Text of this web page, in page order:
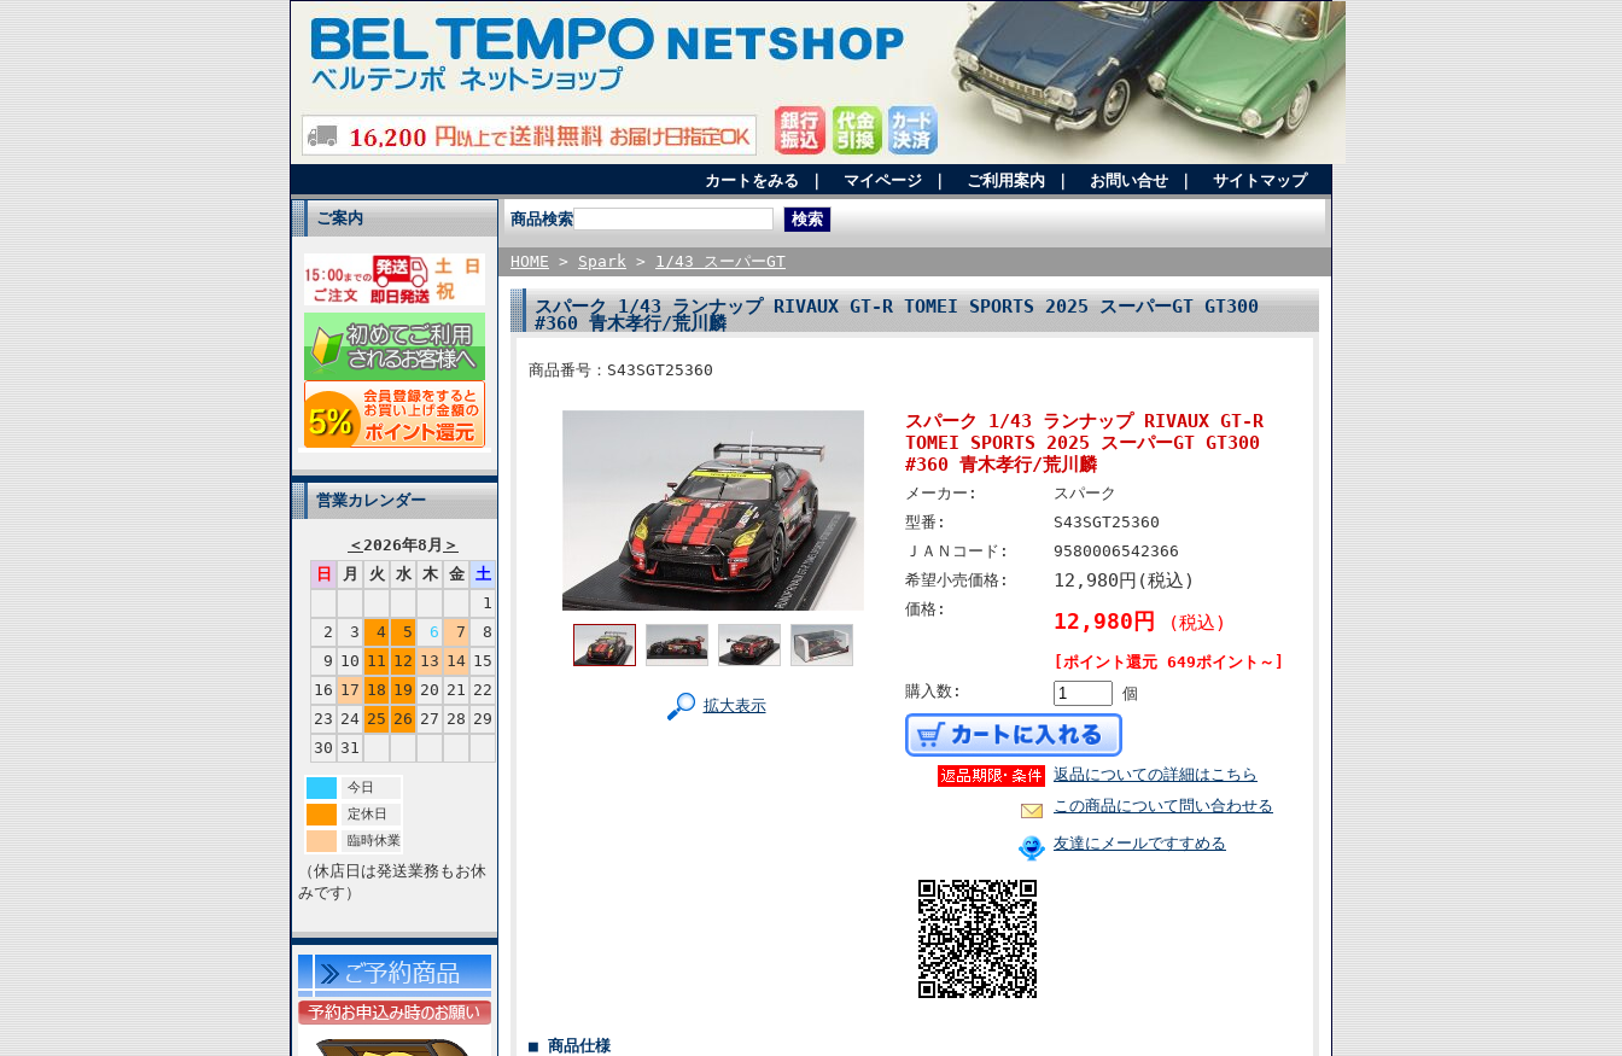
カートをみる マイページ ご利用案内 お問い合せ サイトマップ
ご案内
営業カレンダー
＜2026年8月 ＞
日
月 火 水 木 金
土
1
2
3 4 5 6 7
8
9 10 11 12 13 14 15
16 17 18 19 20 21 22
23 24 25 26 27 28 29
30 31
今日
定休日
臨時休業
（休店日は発送業務もお休
みです）
商品検索
HOME > Spark > 1/43 スーパーGT
スパーク 1/43 ランナップ RIVAUX GT-R TOMEI SPORTS 2025 スーパーGT GT300
#360 青木孝行/荒川麟
商品番号：S43SGT25360
拡大表示
スパーク 1/43 ランナップ RIVAUX GT-R
TOMEI SPORTS 2025 スーパーGT GT300
#360 青木孝行/荒川麟
メーカー:
スパーク
型番:
S43SGT25360
ＪＡＮコード:
9580006542366
希望小売価格:
12,980円(税込)
価格: 12,980円 (税込)
[ポイント還元 649ポイント～]
購入数:
個
返品についての詳細はこちら
この商品について問い合わせる
友達にメールですすめる
■ 商品仕様